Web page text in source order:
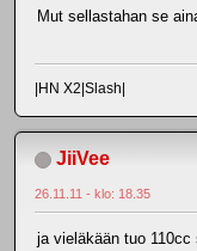
Mut sellastahan se
|HN X2|Slash|
JiiVee
26.11.11 - klo: 18.35
ja vieläkään tuo